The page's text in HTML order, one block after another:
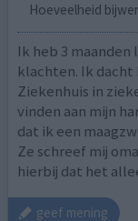
Hoeveelheid
Ik heb 3
klachten. Ik dacht
Ziekenhuis in
vinden aan mijn
dat ik een
Ze schreef mij
hierbij dat het
geef mening